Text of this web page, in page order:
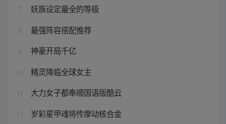
7 妖族设定最全的等级
8 最强阵容搭配推荐
9 神豪开局千亿
10 精灵降临全球女主
大力女子都奉顺国语版酷云
12 岁彩星甲魂将传摩动核合金